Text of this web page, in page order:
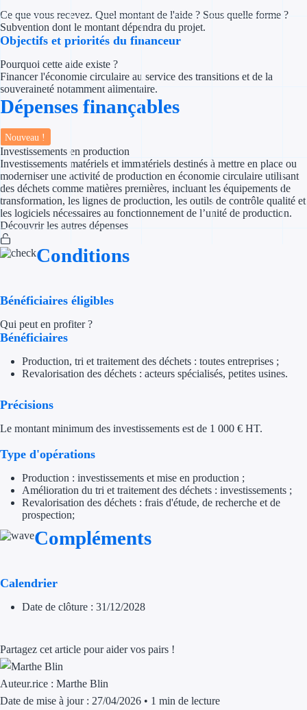
Concours
Crédits &
Exonération
Avance
Aides
Ouvrage
Ce que vous recevez. Quel montant de l'aide ? Sous quelle forme ?
Subvention dont le montant dépendra du projet.
Objectifs et priorités du financeur
Pourquoi cette aide existe ?
Financer l'économie circulaire au service des transitions et de la
souveraineté notamment alimentaire.
Dépenses finançables
Nouveau !
Investissements en production
Investissements matériels et immatériels destinés à mettre en place ou
moderniser une activité de production en économie circulaire utilisant
des déchets comme matières premières, incluant les équipements de
transformation, les lignes de production, les outils de contrôle qualité et
les logiciels nécessaires au fonctionnement de l’unité de production.
Découvrir les autres dépenses
Conditions
Bénéficiaires éligibles
Qui peut en profiter ?
Bénéficiaires
Production, tri et traitement des déchets : toutes entreprises ;
Revalorisation des déchets : acteurs spécialisés, petites usines.
Précisions
Le montant minimum des investissements est de 1 000 € HT.
Type d'opérations
Production : investissements et mise en production ;
Amélioration du tri et traitement des déchets : investissements ;
Revalorisation des déchets : frais d'étude, de recherche et de
prospection;
Compléments
Calendrier
Date de clôture : 31/12/2028
Partagez cet article pour aider vos pairs !
Auteur.rice : Marthe Blin
Date de mise à jour : 27/04/2026 • 1 min de lecture